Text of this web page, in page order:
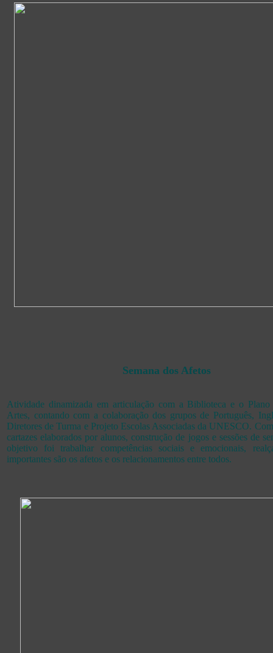
Semana dos Afetos
Atividade dinamizada em articulação com a Biblioteca e o Plano
Artes, contando com a colaboração dos grupos de Português,
Diretores de Turma e Projeto Escolas Associadas da UNESCO.
cartazes elaborados por alunos, construção de jogos e sessões de
objetivo foi trabalhar competências sociais e emocionais,
importantes são os afetos e os relacionamentos entre todos.